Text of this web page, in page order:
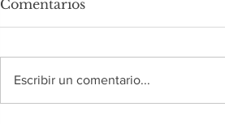
Comentarios
Escribir un comentario...